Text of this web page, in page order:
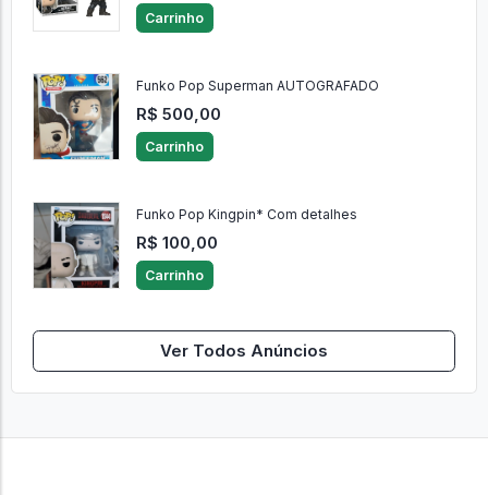
Carrinho
Funko Pop Superman AUTOGRAFADO
R$ 500,00
Carrinho
Funko Pop Kingpin* Com detalhes
R$ 100,00
Carrinho
Ver Todos Anúncios